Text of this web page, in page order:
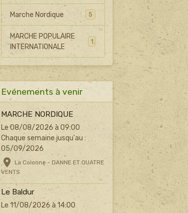
Marche Nordique 5
MARCHE POPULAIRE
INTERNATIONALE
Evénements à venir
MARCHE NORDIQUE
Le 08/08/2026 à 09:00
Chaque semaine jusqu'au :
05/09/2026
La Colonne - DANNE ET QUATRE
VENTS
Le Baldur
Le 11/08/2026 à 14:00